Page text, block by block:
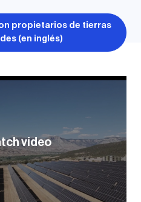
propietarios de tierras
(en inglés)
video